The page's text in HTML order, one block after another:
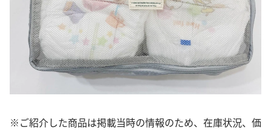
※ご紹介した商品は掲載当時の情報のため、在庫状況、価